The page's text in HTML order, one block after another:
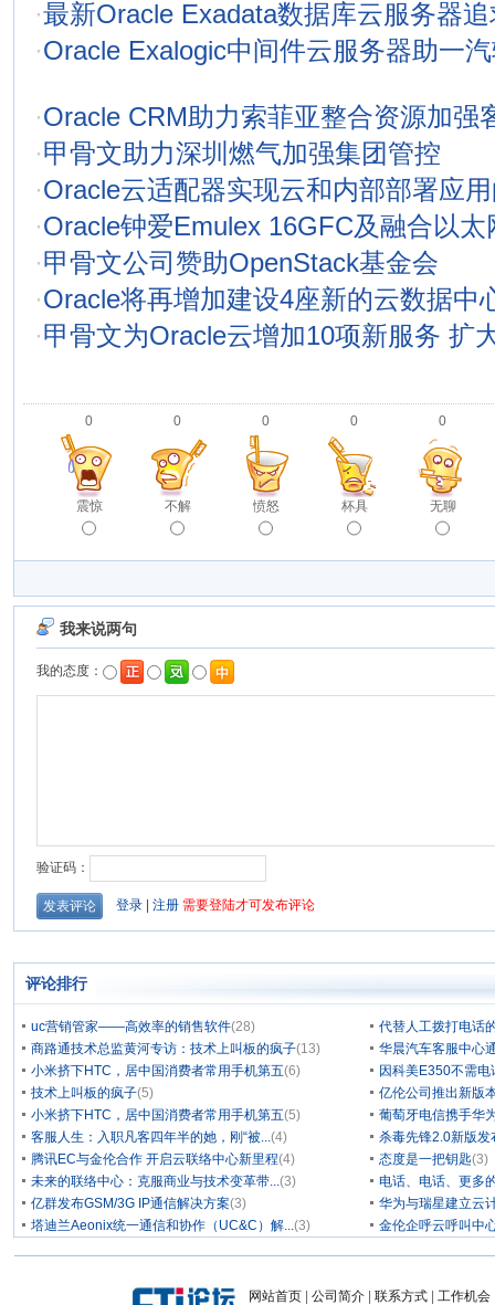
·最新Oracle Exadata数据库云服务器
·Oracle Exalogic中间件云服务器助一
·Oracle CRM助力索菲亚整合资源加强
·甲骨文助力深圳燃气加强集团管控
·Oracle云适配器实现云和内部部署应
·Oracle钟爱Emulex 16GFC及融合以太
·甲骨文公司赞助OpenStack基金会
·Oracle将再增加建设4座新的云数据中
·甲骨文为Oracle云增加10项新服务 扩
0
震惊
0
不解
0
愤怒
0
杯具
0
无聊
评论排行
uc营销管家——高效率的销售软件(28)
代替人工拨打电话
商路通技术总监黄河专访：技术上叫板的疯子(13)
华晨汽车客服中心
小米挤下HTC，居中国消费者常用手机第五(6)
因科美E350不需
技术上叫板的疯子(5)
亿伦公司推出新版
小米挤下HTC，居中国消费者常用手机第五(5)
葡萄牙电信携手华
客服人生：入职凡客四年半的她，刚“被...(4)
杀毒先锋2.0新版发
腾讯EC与金伦合作 开启云联络中心新里程(4) 态度是一把钥匙(3)
未来的联络中心：克服商业与技术变革带...(3)
电话、电话、更多
亿群发布GSM/3G IP通信解决方案(3)
华为与瑞星建立云
塔迪兰Aeonix统一通信和协作（UC&C）解...(3) 金伦企呼云呼叫中
网站首页 公司简介 联系方式 工作机会